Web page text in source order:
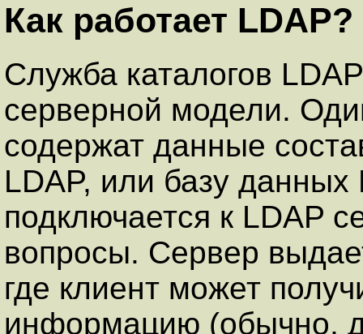
Как работает LDAP?
Служба каталогов
серверной модели.
содержат данные
LDAP, или базу данных
подключается к LDAP
вопросы. Сервер
где клиент может
информацию (обычно,